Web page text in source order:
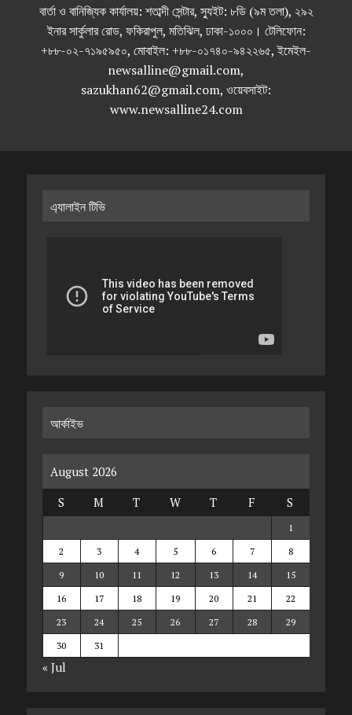
বার্তা ও বানিজ্যিক কার্যালয়: শতাব্দী সেন্টার, স্যুইট: ৮ডি (৯ম তলা), ২৯২
ইনার সার্কুলার রোড, ফকিরাপুল, মতিঝিল, ঢাকা-১০০০। টেলিফোন:
+৮৮-০২-৭১৯৫৯৫০, মোবাইল: +৮৮-০১৭৪০-৯৪২২৬৫, ইমেইল-
newsalline@gmail.com,
sazukhan62@gmail.com, ওয়েবসাইট:
www.newsalline24.com
এ্যালাইন টিভি
আর্কাইভ
August 2026
S
M T W T F S
1
2
3 4 5 6 7
8
9
10 11 12 13 14
15
16
17 18 19 20 21
22
23
24 25 26 27 28
29
30
31
« Jul